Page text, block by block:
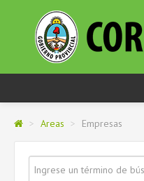
AREAS
> Areas > Empresas